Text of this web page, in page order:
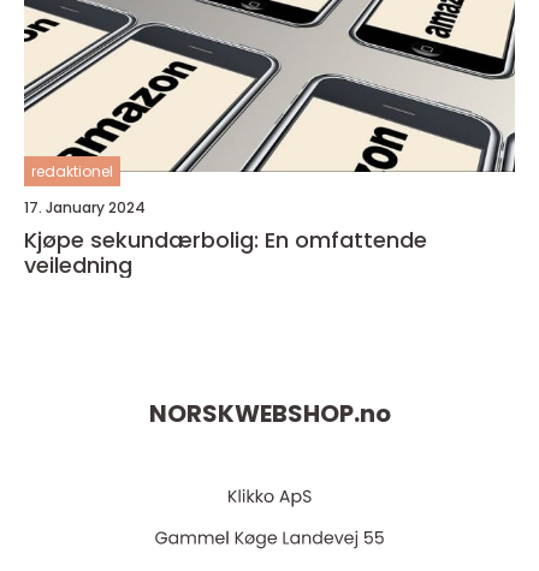
redaktionel
17. January 2024
Kjøpe sekundærbolig: En omfattende
veiledning
NORSKWEBSHOP.no